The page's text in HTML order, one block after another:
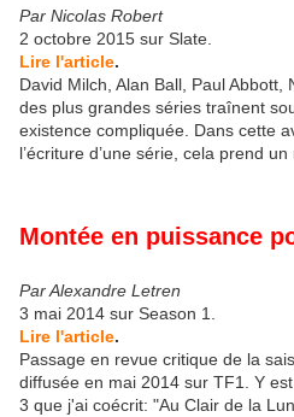
Par Nicolas Robert
2 octobre 2015 sur Slate.
Lire l'article.
David Milch, Alan Ball, Paul
des plus grandes séries traînent
existence compliquée. Dans cette
l’écriture d’une série, cela prend
Montée en puissance
Par Alexandre Letren
3 mai 2014 sur Season 1.
Lire l'article.
Passage en revue critique de la
diffusée en mai 2014 sur TF1. Y
3 que j'ai coécrit: "Au Clair de la